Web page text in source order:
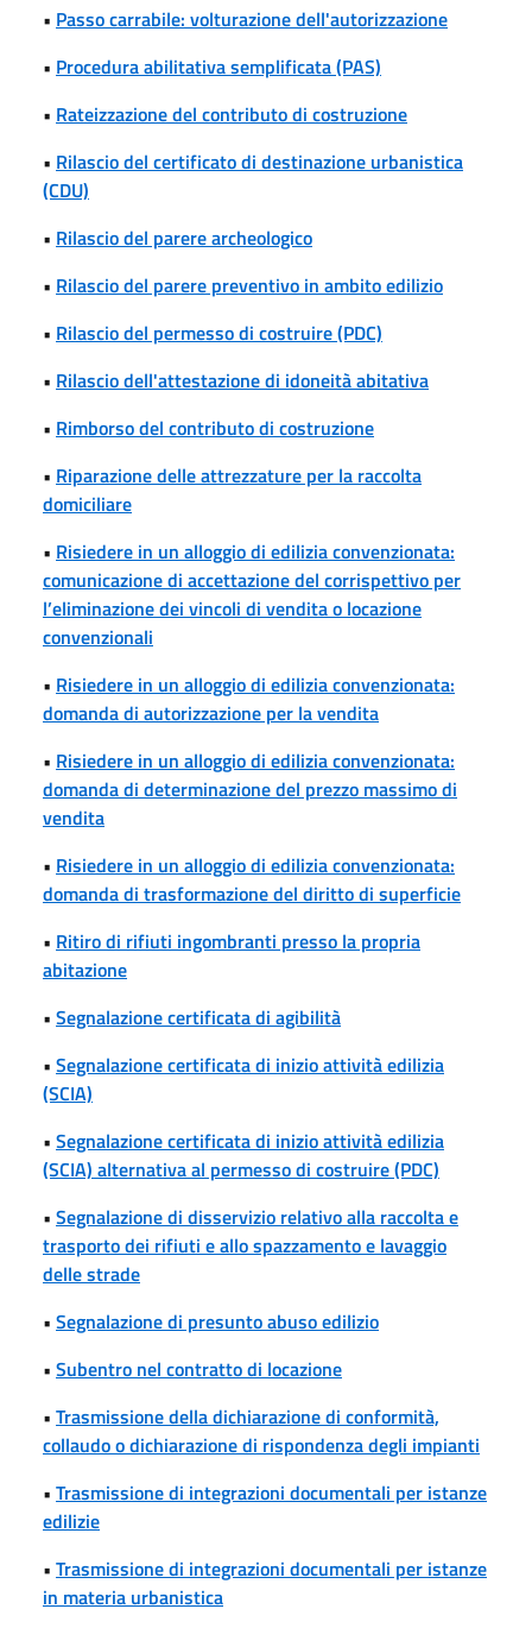
• Passo carrabile: volturazione dell'autorizzazione
• Procedura abilitativa semplificata (PAS)
• Rateizzazione del contributo di costruzione
• Rilascio del certificato di destinazione urbanistica
(CDU)
• Rilascio del parere archeologico
• Rilascio del parere preventivo in ambito edilizio
• Rilascio del permesso di costruire (PDC)
• Rilascio dell'attestazione di idoneità abitativa
• Rimborso del contributo di costruzione
• Riparazione delle attrezzature per la raccolta
domiciliare
• Risiedere in un alloggio di edilizia convenzionata:
comunicazione di accettazione del corrispettivo per
l’eliminazione dei vincoli di vendita o locazione
convenzionali
• Risiedere in un alloggio di edilizia convenzionata:
domanda di autorizzazione per la vendita
• Risiedere in un alloggio di edilizia convenzionata:
domanda di determinazione del prezzo massimo di
vendita
• Risiedere in un alloggio di edilizia convenzionata:
domanda di trasformazione del diritto di superficie
• Ritiro di rifiuti ingombranti presso la propria
abitazione
• Segnalazione certificata di agibilità
• Segnalazione certificata di inizio attività edilizia
(SCIA)
• Segnalazione certificata di inizio attività edilizia
(SCIA) alternativa al permesso di costruire (PDC)
• Segnalazione di disservizio relativo alla raccolta e
trasporto dei rifiuti e allo spazzamento e lavaggio
delle strade
• Segnalazione di presunto abuso edilizio
• Subentro nel contratto di locazione
• Trasmissione della dichiarazione di conformità,
collaudo o dichiarazione di rispondenza degli impianti
• Trasmissione di integrazioni documentali per istanze
edilizie
• Trasmissione di integrazioni documentali per istanze
in materia urbanistica